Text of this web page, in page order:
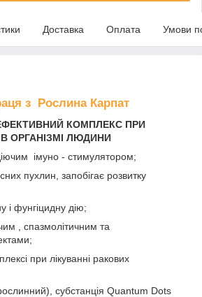
Доставка Оплата Умови
з Рослина Карпат
КОМПЛЕКС ПРИ
ОРГАНІЗМІ ЛЮДИНИ
імуно - стимулятором;
пухлин, запобігає розвитку
і фунгіцидну дію;
, спазмолітичним та
при лікуванні ракових
субстанція Quantum Dots